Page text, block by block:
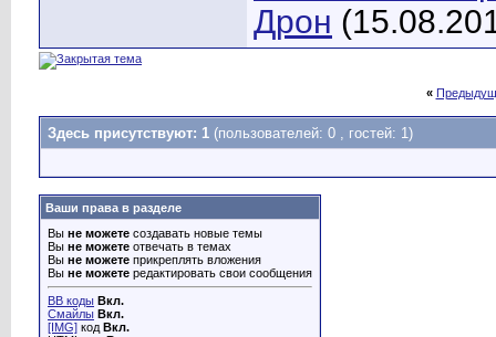
Дрон
«
Здесь присутствуют: 1 (пользователей: 0 , гостей: 1)
Ваши права в разделе
Вы не можете создавать новые темы
Вы не можете отвечать в темах
Вы не можете прикреплять вложения
Вы не можете редактировать свои сообщения
BB коды Вкл.
Смайлы Вкл.
[IMG] код Вкл.